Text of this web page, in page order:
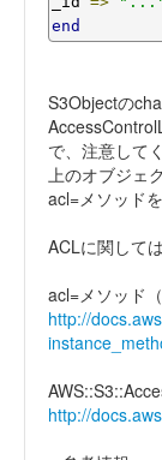
end
S3Objectの
で、注意して
上のオブジェ
acl=メソッド
ACLに関して
acl=メソッド
http://
http://